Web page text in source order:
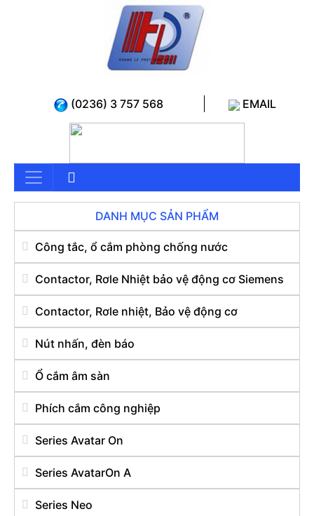
(0236) 3 757 568 EMAIL
DANH MỤC SẢN PHẨM
Công tắc, ổ cắm phòng chống nước
Contactor, Rơle Nhiệt bảo vệ động cơ Siemens
Contactor, Rơle nhiệt, Bảo vệ động cơ
Nút nhấn, đèn báo
Ổ cắm âm sàn
Phích cắm công nghiệp
Series Avatar On
Series AvatarOn A
Series Neo